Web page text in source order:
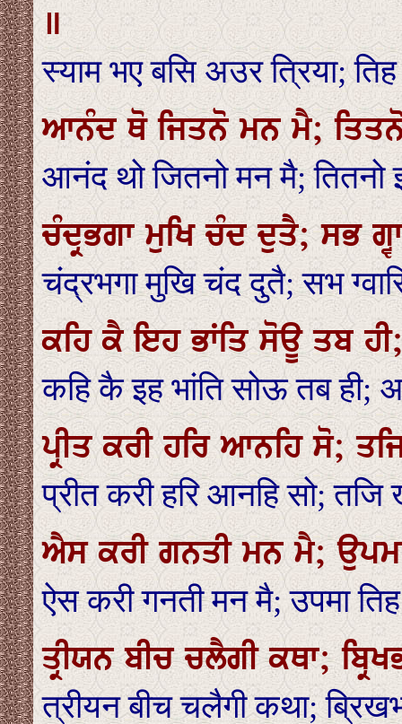
॥
स्याम भए बसि अउर त्रिया;
ਆਨੰਦ ਥੋ ਜਿਤਨੋ ਮਨ ਮੈ; ਤਿਤਨੋ
आनंद थो जितनो मन मै; तितनो
ਚੰਦ੍ਰਭਗਾ ਮੁਖਿ ਚੰਦ ਦੁਤੈ; ਸਭ
चंद्रभगा मुखि चंद दुतै; सभ
ਕਹਿ ਕੈ ਇਹ ਭਾਂਤਿ ਸੋਊ ਤਬ
कहि कै इह भांति सोऊ तब ही;
ਪ੍ਰੀਤ ਕਰੀ ਹਰਿ ਆਨਹਿ ਸੋ;
प्रीत करी हरि आनहि सो;
ਐਸ ਕਰੀ ਗਨਤੀ ਮਨ ਮੈ;
ऐस करी गनती मन मै; उपमा
ਤ੍ਰੀਯਨ ਬੀਚ ਚਲੈਗੀ ਕਥਾ;
त्रीयन बीच चलैगी कथा;